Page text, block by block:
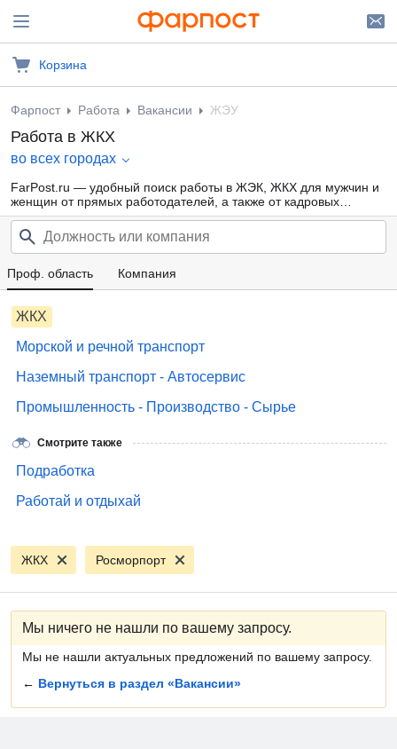
Корзина
Фарпост Работа Вакансии ЖЭУ
Работа в ЖКХ
во всех городах
FarPost.ru — удобный поиск работы в ЖЭК, ЖКХ для мужчин и
женщин от прямых работодателей, а также от кадровых
агентств. Свежие вакансии ЖЭУ каждый день.
Проф. область Компания
ЖКХ
Морской и речной транспорт
Наземный транспорт - Автосервис
Промышленность - Производство - Сырье
Смотрите также
Подработка
Работай и отдыхай
ЖКХ Росморпорт
Мы ничего не нашли по вашему запросу.
Мы не нашли актуальных предложений по вашему запросу.
← Вернуться в раздел «Вакансии»